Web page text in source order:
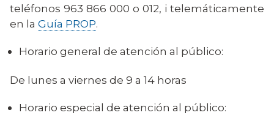
teléfonos 963 866 000 o 012, i telemáticamente
en la Guía PROP.
Horario general de atención al público:
De lunes a viernes de 9 a 14 horas
Horario especial de atención al público: